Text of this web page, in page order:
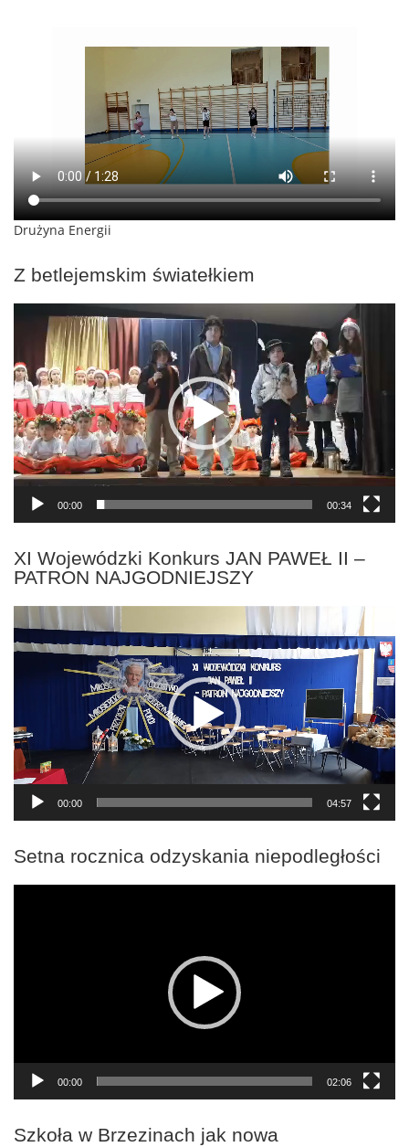
Drużyna Energii
Z betlejemskim światełkiem
Odtwarzacz
00:00 00:34
XI Wojewódzki Konkurs JAN PAWEŁ II –
PATRON NAJGODNIEJSZY
Odtwarzacz
video
00:00 04:57
Setna rocznica odzyskania niepodległości
00:00 02:06
Szkoła w Brzezinach jak nowa